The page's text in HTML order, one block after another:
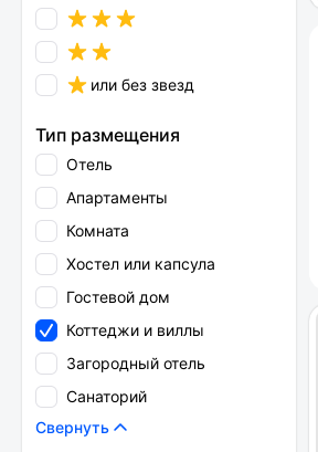
или без звезд
Тип размещения
Отель
Апартаменты
Комната
Хостел или капсула
Гостевой дом
Коттеджи и виллы
Загородный отель
Санаторий
Свернуть